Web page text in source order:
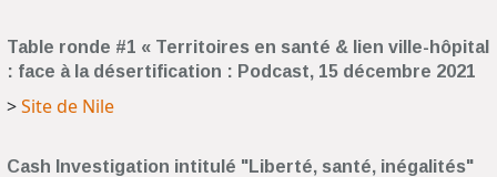
Table ronde #1 « Territoires en santé & lien ville-hôpital
: face à la désertification : Podcast, 15 décembre 2021
>Site de Nile
Cash Investigation intitulé "Liberté, santé, inégalités"